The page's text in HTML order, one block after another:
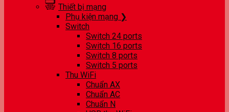
Thiết bị mạng
Phụ kiện mạng ❯
Switch
Switch 24 ports
Switch 16 ports
Switch 8 ports
Switch 5 ports
Thu WiFi
Chuẩn AX
Chuẩn AC
Chuẩn N